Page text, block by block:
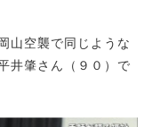
山空襲で同じような
井肇さん（９０）で